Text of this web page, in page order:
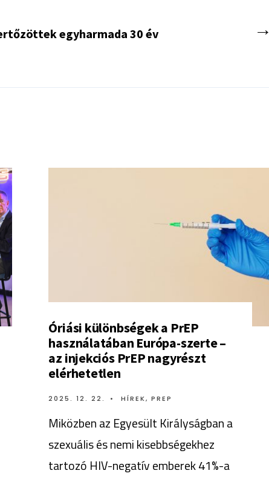
→
egyharmada 30 év
Óriási különbségek a PrEP
használatában Európa-szerte –
az injekciós PrEP nagyrészt
elérhetetlen
2025. 12. 22. • HÍREK,PREP
Miközben az Egyesült Királyságban a
szexuális és nemi kisebbségekhez
tartozó HIV-negatív emberek 41%-a